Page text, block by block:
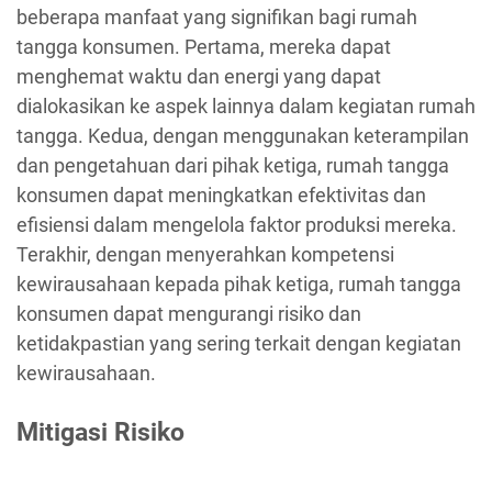
beberapa manfaat yang signifikan bagi rumah
tangga konsumen. Pertama, mereka dapat
menghemat waktu dan energi yang dapat
dialokasikan ke aspek lainnya dalam kegiatan rumah
tangga. Kedua, dengan menggunakan keterampilan
dan pengetahuan dari pihak ketiga, rumah tangga
konsumen dapat meningkatkan efektivitas dan
efisiensi dalam mengelola faktor produksi mereka.
Terakhir, dengan menyerahkan kompetensi
kewirausahaan kepada pihak ketiga, rumah tangga
konsumen dapat mengurangi risiko dan
ketidakpastian yang sering terkait dengan kegiatan
kewirausahaan.
Mitigasi Risiko